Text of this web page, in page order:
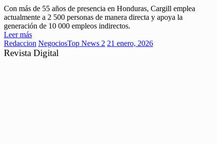
Con más de 55 años de presencia en Honduras, Cargill emplea
actualmente a 2 500 personas de manera directa y apoya la
generación de 10 000 empleos indirectos.
Leer más
Redaccion NegociosTop News 2 21 enero, 2026
Revista Digital